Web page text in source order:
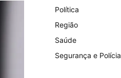
Política
Região
Saúde
Segurança e Polícia